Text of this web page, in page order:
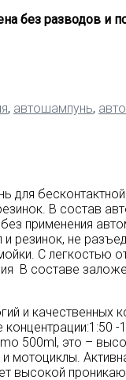
без разводов и
, автошампунь,
В состав
применения
и резинок, не
С легкостью
В составе
и качественных
-
500ml, это –
высокой